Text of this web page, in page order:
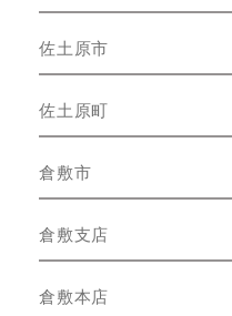
佐土原市
佐土原町
倉敷市
倉敷支店
倉敷本店